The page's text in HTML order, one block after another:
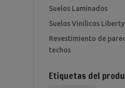
Suelos Laminados
Suelos Vinilicos Liberty
Revestimiento de
techos
Etiquetas del